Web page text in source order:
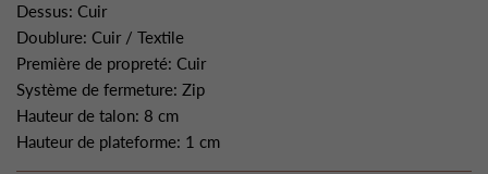
Dessus: Cuir
Doublure: Cuir / Textile
Première de propreté: Cuir
Système de fermeture: Zip
Hauteur de talon: 8 cm
Hauteur de plateforme: 1 cm